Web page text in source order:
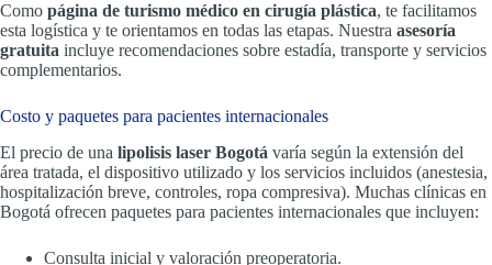
Como página de turismo médico en cirugía plástica, te facilitamos
esta logística y te orientamos en todas las etapas. Nuestra asesoría
gratuita incluye recomendaciones sobre estadía, transporte y servicios
complementarios.
Costo y paquetes para pacientes internacionales
El precio de una lipolisis laser Bogotá varía según la extensión del
área tratada, el dispositivo utilizado y los servicios incluidos (anestesia,
hospitalización breve, controles, ropa compresiva). Muchas clínicas en
Bogotá ofrecen paquetes para pacientes internacionales que incluyen:
Consulta inicial y valoración preoperatoria.